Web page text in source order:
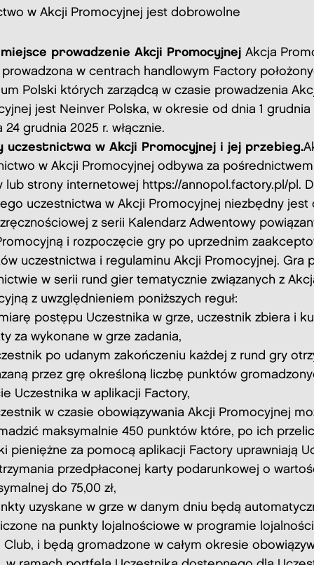
w Akcji Promocyjnej jest dobrowolne
prowadzenie Akcji Promocyjnej Akcja
w centrach handlowym Factory
Polski których zarządcą w czasie prowadzenia
jest Neinver Polska, w okresie od dnia 1 grudnia
24 grudnia 2025 r. włącznie.
uczestnictwa w Akcji Promocyjnej i jej przebieg.
w Akcji Promocyjnej odbywa za
lub strony internetowej https://annopol.factory.pl/pl .
uczestnictwa w Akcji Promocyjnej niezbędny jest
z serii Kalendarz Adwentowy
i rozpoczęcie gry po uprzednim
uczestnictwa i regulaminu Akcji Promocyjnej. Gra
w serii rund gier tematycznie związanych z
z uwzględnieniem poniższych reguł:
postępu Uczestnika w grze, uczestnik zbiera i
za wykonane w grze zadania,
po udanym zakończeniu każdej z rund gry
przez grę określoną liczbę punktów
Uczestnika w aplikacji Factory,
w czasie obowiązywania Akcji Promocyjnej
maksymalnie 450 punktów które, po ich
pieniężne za pomocą aplikacji Factory uprawniają
przedpłaconej karty podarunkowej o
do 75,00 zł,
uzyskane w grze w danym dniu będą
na punkty lojalnościowe w programie
Club, i będą gromadzone w całym okresie